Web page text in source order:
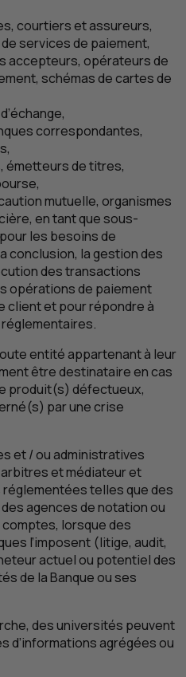
courtiers et assureurs,
services de paiement,
accepteurs, opérateurs de
schémas de cartes de
correspondantes,
émetteurs de titres,
mutuelle, organismes
en tant que sous-
les besoins de
conclusion, la gestion des
des transactions
opérations de paiement
client et pour répondre à
entité appartenant à leur
être destinataire en cas
produit(s) défectueux,
par une crise
et / ou administratives
et médiateur et
telles que des
agences de notation ou
lorsque des
l’imposent (litige, audit,
actuel ou potentiel des
de la Banque ou ses
des universités peuvent
d’informations agrégées ou